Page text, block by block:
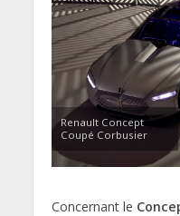
Renault Concept
Coupé Corbusier
Concernant le